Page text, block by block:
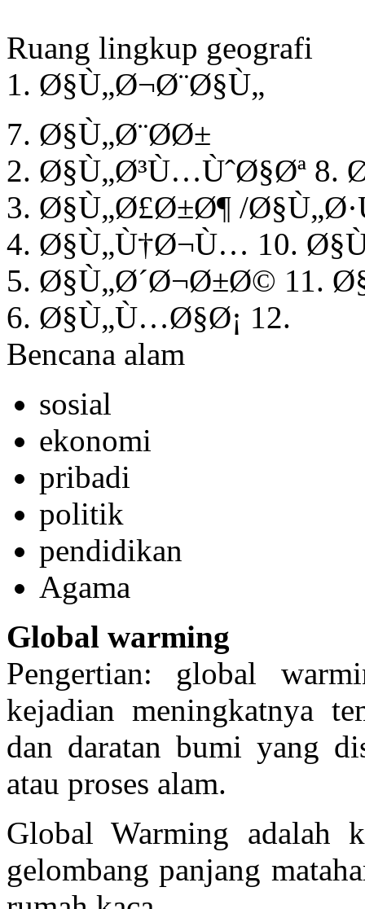
Ruang lingkup geografi
1. Ø§Ù„Ø¬Ø¨Ø§Ù„
7. Ø§Ù„Ø¨Ø­Ø±
2. Ø§Ù„Ø³Ù…ÙˆØ§Øª 8.
3. Ø§Ù„Ø£Ø±Ø¶ /
4. Ø§Ù„Ù†Ø¬Ù… 10.
5. Ø§Ù„Ø´Ø¬Ø±Ø© 11.
6. Ø§Ù„Ù…Ø§Ø¡ 12.
Bencana alam
sosial
ekonomi
pribadi
politik
pendidikan
Agama
Global warming
Pengertian: global
kejadian meningkatnya
dan daratan bumi yang
atau proses alam.
Global Warming adalah
gelombang panjang